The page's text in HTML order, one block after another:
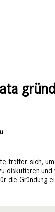
treffen sich,
diskutieren
die Gründung